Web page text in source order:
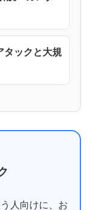
タックと大規
人向けに、お